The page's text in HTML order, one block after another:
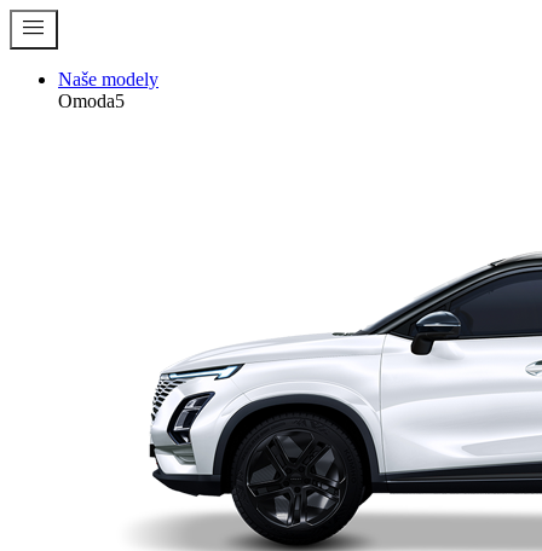
menu
Naše modely
Omoda5